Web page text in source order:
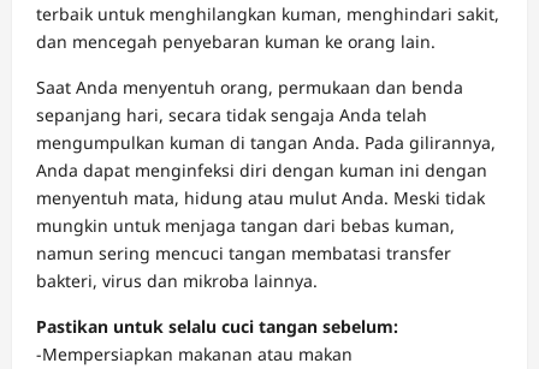
terbaik untuk menghilangkan kuman, menghindari sakit,
dan mencegah penyebaran kuman ke orang lain.
Saat Anda menyentuh orang, permukaan dan benda
sepanjang hari, secara tidak sengaja Anda telah
mengumpulkan kuman di tangan Anda. Pada gilirannya,
Anda dapat menginfeksi diri dengan kuman ini dengan
menyentuh mata, hidung atau mulut Anda. Meski tidak
mungkin untuk menjaga tangan dari bebas kuman,
namun sering mencuci tangan membatasi transfer
bakteri, virus dan mikroba lainnya.
Pastikan untuk selalu cuci tangan sebelum:
-Mempersiapkan makanan atau makan